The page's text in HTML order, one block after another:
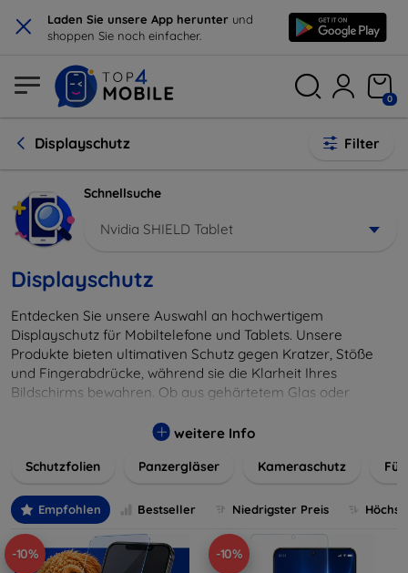
× Laden Sie unsere App herunter und
shoppen Sie noch einfacher.
0
Displayschutz Filter
Schnellsuche
Nvidia SHIELD Tablet
Displayschutz
Entdecken Sie unsere Auswahl an hochwertigem
Displayschutz für Mobiltelefone und Tablets. Unsere
Produkte bieten ultimativen Schutz gegen Kratzer, Stöße
und Fingerabdrücke, während sie die Klarheit Ihres
Bildschirms bewahren. Ob aus gehärtetem Glas oder
installieren und passgenau für jedes Gerät, um eine
wertvolles Gerät mit unseren langlebigen und zuverlässigen
digitales Erlebnis.
weitere Info
Schutzfolien Panzergläser Kameraschutz
Empfohlen Bestseller Niedrigster Preis
-10% -10%